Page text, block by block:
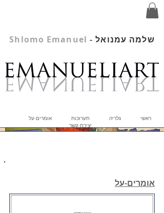
Shlomo Emanuel - שלמה עמנואל
ראשיגלריה תערוכותאומרים-על
יצירת-קשר
אומרים-על